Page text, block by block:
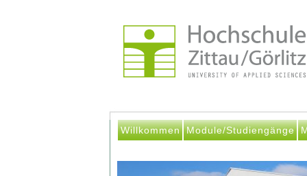
Willkommen Module/Studiengänge